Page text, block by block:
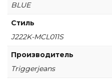
BLUE
Стиль
J222K-MCL011S
Производитель
Triggerjeans